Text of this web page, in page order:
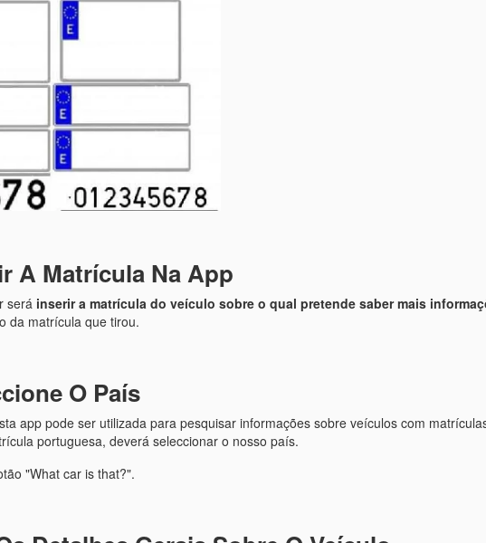
A Matrícula Na App
será inserir a matrícula do veículo sobre o qual pretende saber mais
da matrícula que tirou.
O País
app pode ser utilizada para pesquisar informações sobre veículos com
portuguesa, deverá seleccionar o nosso país.
"What car is that?".